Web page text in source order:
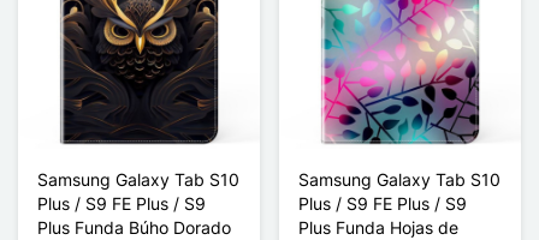
Samsung Galaxy Tab S10
Plus / S9 FE Plus / S9
Plus Funda Búho Dorado
Samsung Galaxy Tab S10
Plus / S9 FE Plus / S9
Plus Funda Hojas de